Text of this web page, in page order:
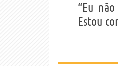
“Eu
Estou